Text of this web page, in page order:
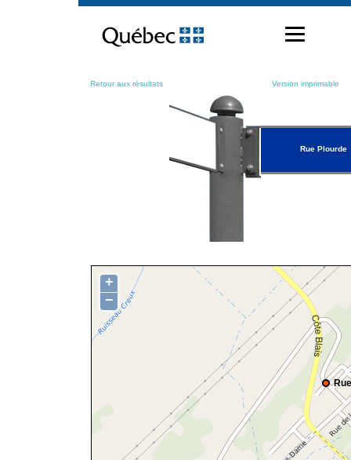
contenu
Retour aux résultats Version imprimable
Rue Plourde
+
−